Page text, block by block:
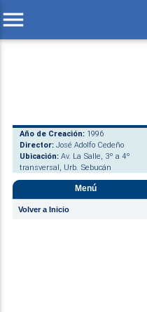
menu
Año de Creación: 1996
Director: José Adolfo Cedeño
Ubicación: Av. La Salle, 3º a 4º
transversal, Urb. Sebucán
Menú
Volver a Inicio